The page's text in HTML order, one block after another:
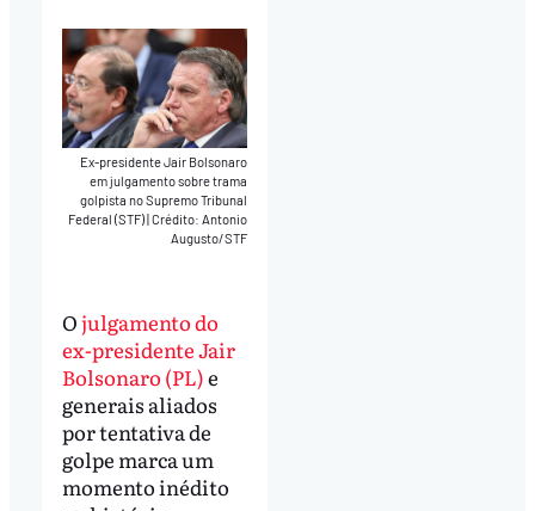
Ex-presidente Jair Bolsonaro
em julgamento sobre trama
golpista no Supremo Tribunal
Federal (STF)|Crédito: Antonio
Augusto/STF
Ojulgamento do
ex-presidente Jair
Bolsonaro (PL)e
generais aliados
por tentativa de
golpe marca um
momento inédito